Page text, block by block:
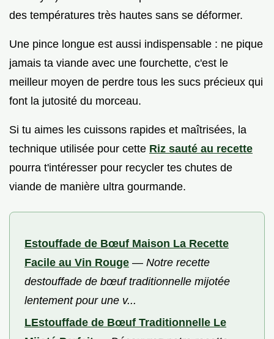
des températures très hautes sans se déformer.
Une pince longue est aussi indispensable : ne pique
jamais ta viande avec une fourchette, c'est le
meilleur moyen de perdre tous les sucs précieux qui
font la jutosité du morceau.
Si tu aimes les cuissons rapides et maîtrisées, la
technique utilisée pour cette Riz sauté au recette
pourra t'intéresser pour recycler tes chutes de
viande de manière ultra gourmande.
Estouffade de Bœuf Maison La Recette
Facile au Vin Rouge — Notre recette
destouffade de bœuf traditionnelle mijotée
lentement pour une v...
LEstouffade de Bœuf Traditionnelle Le